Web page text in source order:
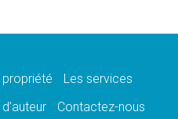
et de dignité humaine»
en Uruguay renforcera
propriété
Les services
Contactez-nous